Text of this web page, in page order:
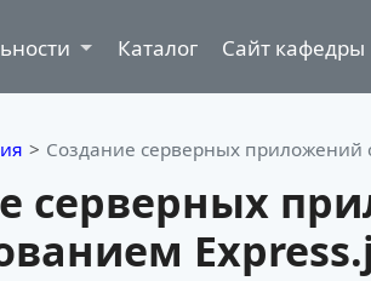
Каталог Сайт кафедры
Создание серверных приложений
серверных